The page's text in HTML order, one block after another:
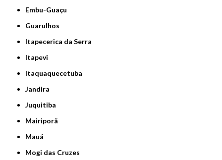
Embu-Guaçu
Guarulhos
Itapecerica da Serra
Itapevi
Itaquaquecetuba
Jandira
Juquitiba
Mairiporã
Mauá
Mogi das Cruzes